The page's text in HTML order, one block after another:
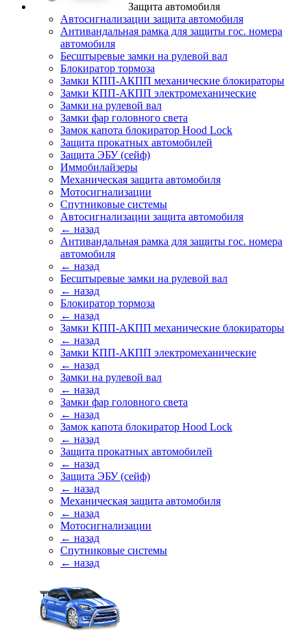
Защита автомобиля
Автосигнализации защита автомобиля
Антивандальная рамка для защиты гос. номера
автомобиля
Бесштыревые замки на рулевой вал
Блокиратор тормоза
Замки КПП-АКПП механические блокираторы
Замки КПП-АКПП электромеханические
Замки на рулевой вал
Замки фар головного света
Замок капота блокиратор Hood Lock
Защита прокатных автомобилей
Защита ЭБУ (сейф)
Иммобилайзеры
Механическая защита автомобиля
Мотосигнализации
Спутниковые системы
Автосигнализации защита автомобиля
← назад
Антивандальная рамка для защиты гос. номера
автомобиля
← назад
Бесштыревые замки на рулевой вал
← назад
Блокиратор тормоза
← назад
Замки КПП-АКПП механические блокираторы
← назад
Замки КПП-АКПП электромеханические
← назад
Замки на рулевой вал
← назад
Замки фар головного света
← назад
Замок капота блокиратор Hood Lock
← назад
Защита прокатных автомобилей
← назад
Защита ЭБУ (сейф)
← назад
Механическая защита автомобиля
← назад
Мотосигнализации
← назад
Спутниковые системы
← назад